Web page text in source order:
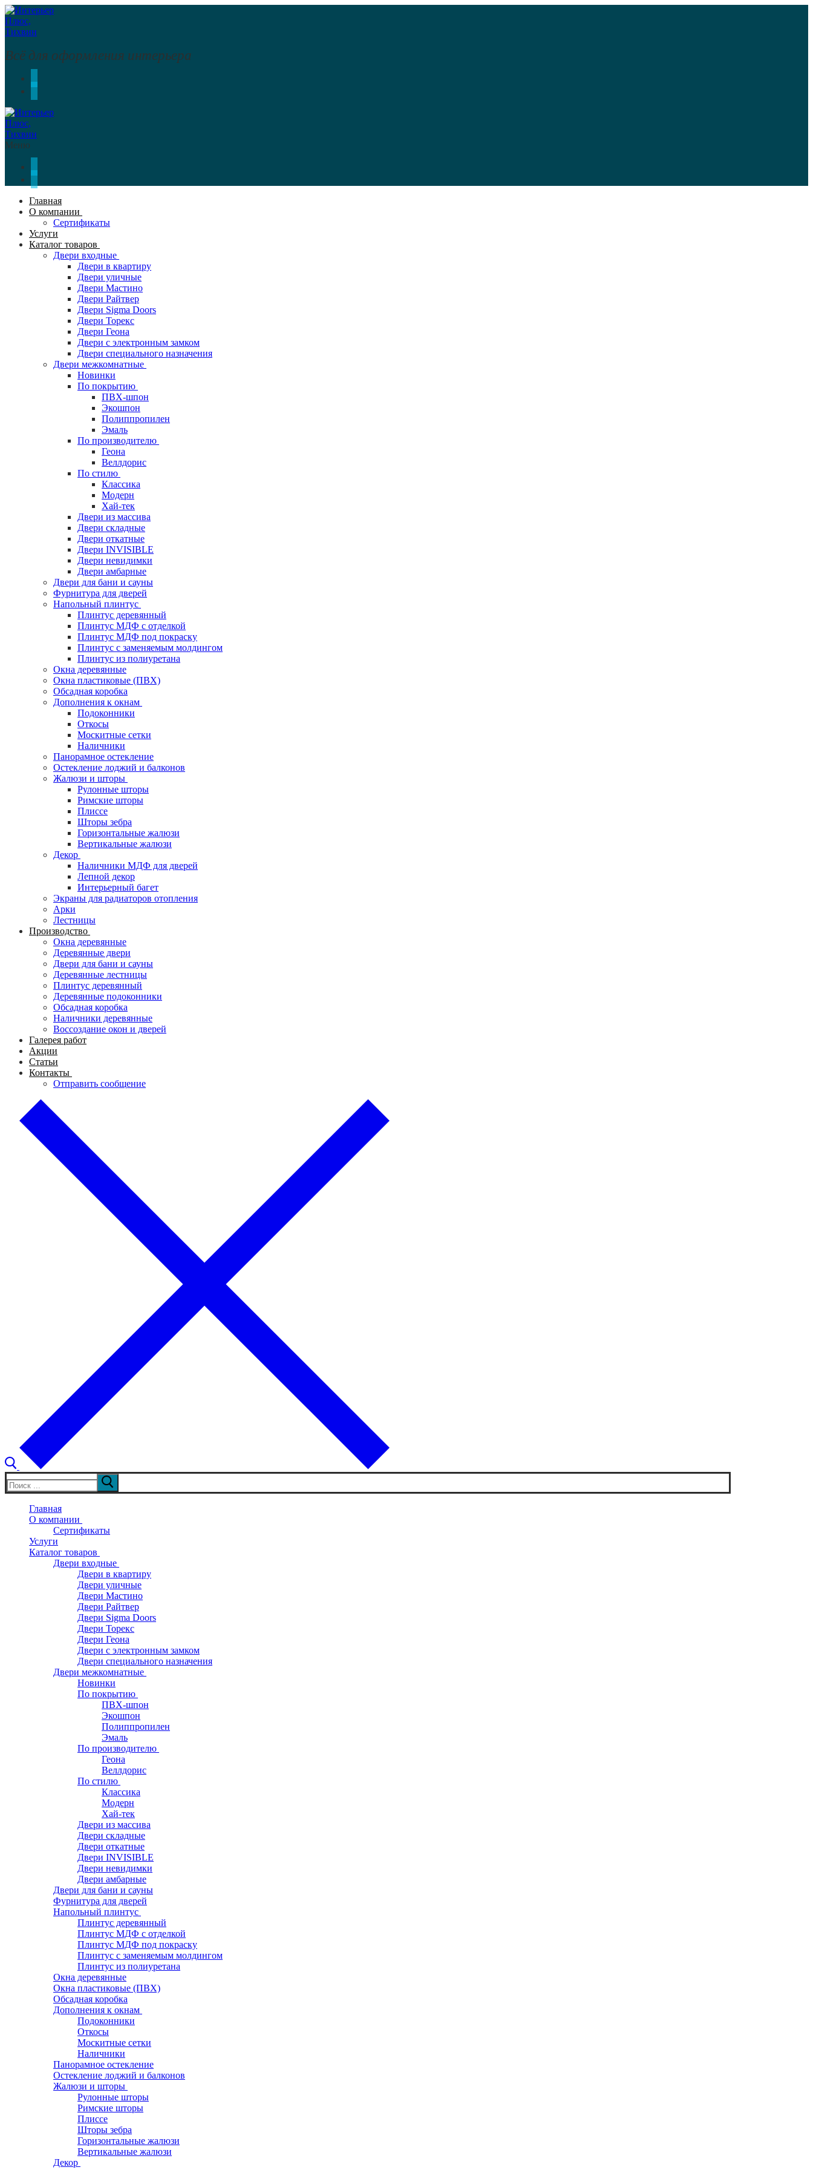
Перейти
к
содержимому
Меню
Закрыть
Всё для оформления интерьера
Меню
Главная
О компании
Сертификаты
Услуги
Каталог товаров
Двери входные
Двери в квартиру
Двери уличные
Двери Мастино
Двери Райтвер
Двери Sigma Doors
Двери Торекс
Двери Геона
Двери с электронным замком
Двери специального назначения
Двери межкомнатные
Новинки
По покрытию
ПВХ-шпон
Экошпон
Полиппропилен
Эмаль
По производителю
Геона
Веллдорис
По стилю
Классика
Модерн
Хай-тек
Двери из массива
Двери складные
Двери откатные
Двери INVISIBLE
Двери невидимки
Двери амбарные
Двери для бани и сауны
Фурнитура для дверей
Напольный плинтус
Плинтус деревянный
Плинтус МДФ с отделкой
Плинтус МДФ под покраску
Плинтус с заменяемым молдингом
Плинтус из полиуретана
Окна деревянные
Окна пластиковые (ПВХ)
Обсадная коробка
Дополнения к окнам
Подоконники
Откосы
Москитные сетки
Наличники
Панорамное остекление
Остекление лоджий и балконов
Жалюзи и шторы
Рулонные шторы
Римские шторы
Плиссе
Шторы зебра
Горизонтальные жалюзи
Вертикальные жалюзи
Декор
Наличники МДФ для дверей
Лепной декор
Интерьерный багет
Экраны для радиаторов отопления
Арки
Лестницы
Производство
Окна деревянные
Деревянные двери
Двери для бани и сауны
Деревянные лестницы
Плинтус деревянный
Деревянные подоконники
Обсадная коробка
Наличники деревянные
Воссоздание окон и дверей
Галерея работ
Акции
Статьи
Контакты
Отправить сообщение
Искать:
Главная
О компании
Сертификаты
Услуги
Каталог товаров
Двери входные
Двери в квартиру
Двери уличные
Двери Мастино
Двери Райтвер
Двери Sigma Doors
Двери Торекс
Двери Геона
Двери с электронным замком
Двери специального назначения
Двери межкомнатные
Новинки
По покрытию
ПВХ-шпон
Экошпон
Полиппропилен
Эмаль
По производителю
Геона
Веллдорис
По стилю
Классика
Модерн
Хай-тек
Двери из массива
Двери складные
Двери откатные
Двери INVISIBLE
Двери невидимки
Двери амбарные
Двери для бани и сауны
Фурнитура для дверей
Напольный плинтус
Плинтус деревянный
Плинтус МДФ с отделкой
Плинтус МДФ под покраску
Плинтус с заменяемым молдингом
Плинтус из полиуретана
Окна деревянные
Окна пластиковые (ПВХ)
Обсадная коробка
Дополнения к окнам
Подоконники
Откосы
Москитные сетки
Наличники
Панорамное остекление
Остекление лоджий и балконов
Жалюзи и шторы
Рулонные шторы
Римские шторы
Плиссе
Шторы зебра
Горизонтальные жалюзи
Вертикальные жалюзи
Декор